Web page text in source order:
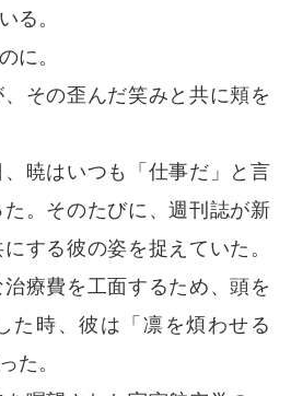
る。
に。
その歪んだ笑みと共に頬を
暁はいつも「仕事だ」と言
。そのたびに、週刊誌が新
する彼の姿を捉えていた。
療費を工面するため、頭を
た時、彼は「凛を煩わせる
た。